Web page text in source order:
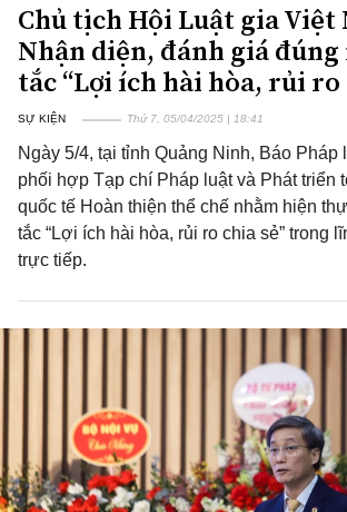
Chủ tịch Hội Luật gia Việt
Nhận diện, đánh giá
tắc “Lợi ích hài hòa, rủi ro
SỰ KIỆN Thứ 7, 05/04/2025 | 18:41
Ngày 5/4, tại tỉnh Quảng Ninh, Báo Pháp
phối hợp Tạp chí Pháp luật và Phát triển
quốc tế Hoàn thiện thể chế nhằm hiện
tắc “Lợi ích hài hòa, rủi ro chia sẻ” trong
trực tiếp.